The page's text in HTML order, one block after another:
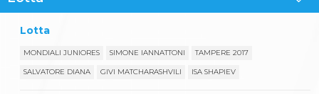
Partners
Lotta
MONDIALI JUNIORES SIMONE IANNATTONI TAMPERE 2017
SALVATORE DIANA GIVI MATCHARASHVILI ISA SHAPIEV